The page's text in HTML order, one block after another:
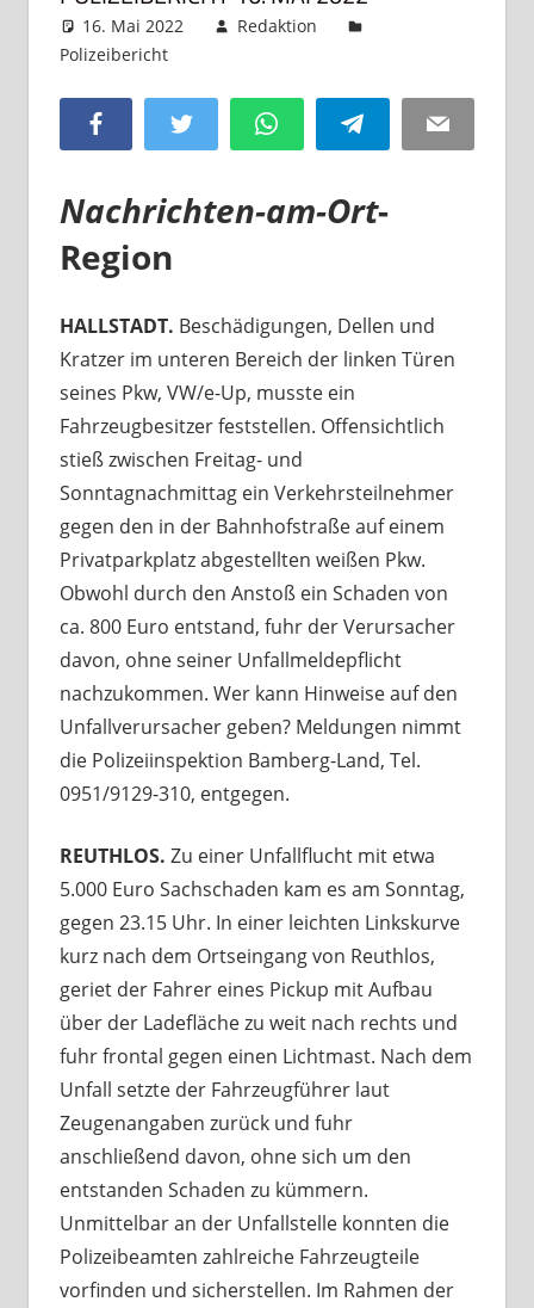
16. Mai 2022
Redaktion
Polizeibericht
Facebook Twitter WhatsAppTelegram Email
Nachrichten-am-Ort-
Region
HALLSTADT. Beschädigungen, Dellen und
Kratzer im unteren Bereich der linken Türen
seines Pkw, VW/e-Up, musste ein
Fahrzeugbesitzer feststellen. Offensichtlich
stieß zwischen Freitag- und
Sonntagnachmittag ein Verkehrsteilnehmer
gegen den in der Bahnhofstraße auf einem
Privatparkplatz abgestellten weißen Pkw.
Obwohl durch den Anstoß ein Schaden von
ca. 800 Euro entstand, fuhr der Verursacher
davon, ohne seiner Unfallmeldepflicht
nachzukommen. Wer kann Hinweise auf den
Unfallverursacher geben? Meldungen nimmt
die Polizeiinspektion Bamberg-Land, Tel.
0951/9129-310, entgegen.
REUTHLOS. Zu einer Unfallflucht mit etwa
5.000 Euro Sachschaden kam es am Sonntag,
gegen 23.15 Uhr. In einer leichten Linkskurve
kurz nach dem Ortseingang von Reuthlos,
geriet der Fahrer eines Pickup mit Aufbau
über der Ladefläche zu weit nach rechts und
fuhr frontal gegen einen Lichtmast. Nach dem
Unfall setzte der Fahrzeugführer laut
Zeugenangaben zurück und fuhr
anschließend davon, ohne sich um den
entstanden Schaden zu kümmern.
Unmittelbar an der Unfallstelle konnten die
Polizeibeamten zahlreiche Fahrzeugteile
vorfinden und sicherstellen. Im Rahmen der